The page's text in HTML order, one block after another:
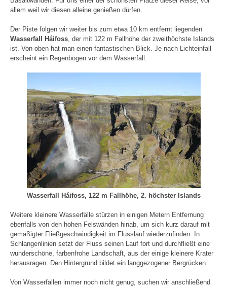
allem weil wir diesen alleine genießen dürfen.
Der Piste folgen wir weiter bis zum etwa 10 km entfernt liegenden
Wasserfall Háifoss , der mit 122 m Fallhöhe der zweithöchste Islands
ist. Von oben hat man einen fantastischen Blick. Je nach Lichteinfall
erscheint ein Regenbogen vor dem Wasserfall.
Wasserfall Háifoss, 122 m Fallhöhe, 2. höchster Islands
Weitere kleinere Wasserfälle stürzen in einigen Metern Entfernung
ebenfalls von den hohen Felswänden hinab, um sich kurz darauf mit
gemäßigter Fließgeschwindigkeit im Flusslauf wiederzufinden. In
Schlangenlinien setzt der Fluss seinen Lauf fort und durchfließt eine
wunderschöne, farbenfrohe Landschaft, aus der einige kleinere Krater
herausragen. Den Hintergrund bildet ein langgezogener Bergrücken.
Von Wasserfällen immer noch nicht genug, suchen wir anschließend